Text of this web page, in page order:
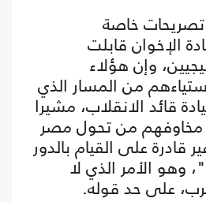
خاصة
إن قيادة الإخوان قابلت
وإن هؤلاء
من المسار الذي
قائد الانقلاب، مشيرا
مخاوفهم من تحول مصر
قادرة على القيام بالدور
وهو الأمر الذي لا
على حد قوله.